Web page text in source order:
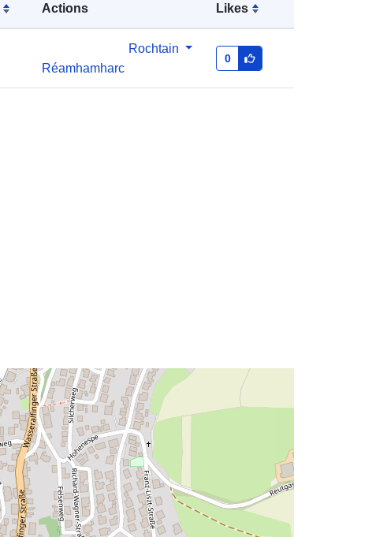
Actions Likes
Rochtain
Réamhamharc
0
03 August 2026
Comhordanáidí: [ [ 10.0950181,
48.8902302 ], [ 10.097086,
48.8902302 ], [ 10.097086,